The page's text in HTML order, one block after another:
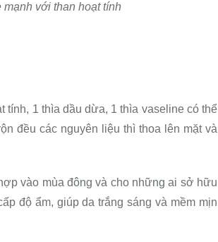
với than hoạt tính
tính, 1 thìa dầu dừa, 1 thìa vaseline có thể
đều các nguyên liệu thì thoa lên mặt và
vào mùa đông và cho những ai sở hữu
độ ẩm, giúp da trắng sáng và mềm mịn